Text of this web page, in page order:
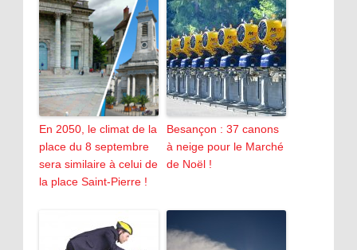
En 2050, le climat de la
place du 8 septembre
sera similaire à celui de
la place Saint-Pierre !
Besançon : 37 canons
à neige pour le Marché
de Noël !